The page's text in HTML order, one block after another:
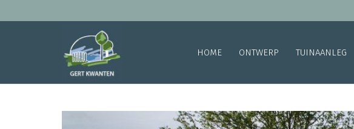
HOME ONTWERP TUINAANLEG